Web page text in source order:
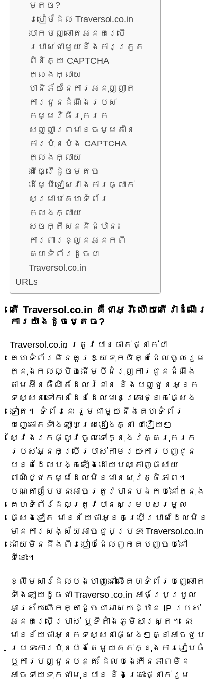
ម្តេច?
របៀបដែល Traversol.co.in
បោកបញ្ឆោតអ្នកប្រើ
ប្រាស់ជាមួយនឹងការត្រួត
ពិនិត្យ CAPTCHA
ក្លែងក្លាយ
ហានិភ័យនៃការអនុញ្ញាត
ការជូនដំណឹងរបស់
កម្មវិធីរុករក
សញ្ញាព្រមានធម្មតានៃ
ការប៉ុនប៉ង CAPTCHA
ក្លែងក្លាយ
តើធ្វើដូចម្តេច
ដើម្បីជៀសវាងការធ្លាក់
សម្រាប់គេហទំព័រ
ក្លែងក្លាយ
សេចក្តីសន្និដ្ឋាន៖
ការពារខ្លួនអ្នកពី
គេហទំព័រដូចជា
Traversol.co.in
URLs
តើ Traversol.co.in គឺជាអ្វី ហើយតើវាដំណើរ
ការយ៉ាងដូចម្តេច?
Traversol.co.in ត្រូវ​បាន​ចាត់​ថ្នាក់​ជា​
គេហទំព័រ​មិន​គួរ​ឱ្យ​ទុក​ចិត្ត​ដែល​ចូល​រួម​
ក្នុង​កលល្បិច​ដើម្បី​ជំរុញ​ការ​ជូន​ដំណឹង​
តាម​អ៊ីនធឺណិត​ដែល​រំខាន និង​បញ្ជូន​អ្នក​
ទស្សនា​ទៅ​កាន់​ដែន​ដែល​មាន​គ្រោះថ្នាក់​ផ្សេង​
ទៀត។ ទំព័រនេះ រួមជាមួយនឹងគេហទំព័រ
បញ្ឆោតទាំងឡាយស្រដៀងគ្នា ជារឿយៗ
ស្វែងរកផ្លូវចូលទៅក្នុងវគ្គរុករក
របស់អ្នកប្រើប្រាស់តាមរយៈការបញ្ជូន
បន្តដែលបង្កឡើងដោយបណ្តាញផ្សាយ
ពាណិជ្ជកម្មដែលមិនមានសុវត្ថិភាព។
បណ្តាញបែបនេះអាចត្រូវបានបង្កប់នៅក្នុង
គេហទំព័រដែលត្រូវបានសម្របសម្រួល
ផ្សេងទៀត មានន័យថាអ្នកប្រើប្រាស់ដែលមិន
មានការសង្ស័យអាចជួបប្រទះ Traversol.co.in
ដោយមិនដឹងពីរបៀបដែលពួកគេបញ្ចប់នៅ
ទីនោះ។
ខ្លឹមសារដែលបង្ហាញនៅលើគេហទំព័របញ្ឆោត
ទាំងឡាយដូចជា Traversol.co.in អាចប្រែប្រួល
អាស្រ័យលើកត្តាដូចជាអាសយដ្ឋាន IP របស់
អ្នកប្រើប្រាស់ ឬទីតាំងភូមិសាស្ត្រ។ នេះ
មានន័យថាអ្នកទស្សនាផ្សេងៗគ្នាអាចជួប
ប្រទះការប៉ុនប៉ងតែមួយគត់ក្នុងការរៀបចំ
ឬការបញ្ជូនបន្ត ដែលបង្កើនភាពមិន
អាចទាយទុកជាមុនបាន និងគ្រោះថ្នាក់រួម